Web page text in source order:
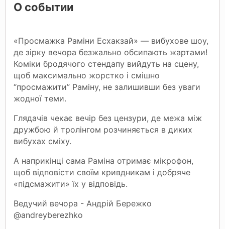
О событии
«Просмажка Раміни Есхакзай» — вибухове шоу,
де зірку вечора безжально обсипають жартами!
Коміки бродячого стендапу вийдуть на сцену,
щоб максимально жорстко і смішно
“просмажити” Раміну, не залишивши без уваги
жодної теми.
Глядачів чекає вечір без цензури, де межа між
дружбою й тролінгом розчиняється в диких
вибухах сміху.
А наприкінці сама Раміна отримає мікрофон,
щоб відповісти своїм кривдникам і добряче
«підсмажити» їх у відповідь.
Ведучий вечора - Андрій Бережко
@andreyberezhko